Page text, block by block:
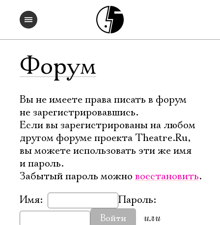
Форум
Вы не имеете права писать в форум
не зарегистрировавшись.
Если вы зарегистрированы на любом
другом форуме проекта Theatre.Ru,
вы можете использовать эти же имя
и пароль.
Забытый пароль можно восстановить.
Имя:
Пароль:
Войти
или